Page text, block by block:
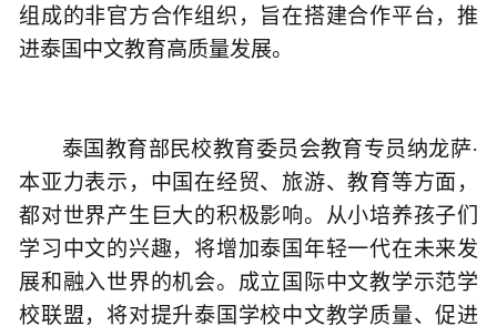
组成的非官方合作组织，旨在搭建合作平台，推
进泰国中文教育高质量发展。
泰国教育部民校教育委员会教育专员纳龙萨·
本亚力表示，中国在经贸、旅游、教育等方面，
都对世界产生巨大的积极影响。从小培养孩子们
学习中文的兴趣，将增加泰国年轻一代在未来发
展和融入世界的机会。成立国际中文教学示范学
校联盟，将对提升泰国学校中文教学质量、促进